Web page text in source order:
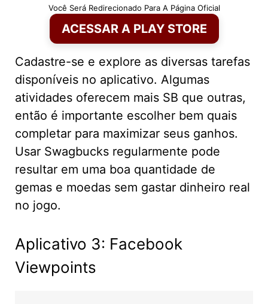
Você Será Redirecionado Para A Página Oficial
ACESSAR A PLAY STORE
Cadastre-se e explore as diversas tarefas
disponíveis no aplicativo. Algumas
atividades oferecem mais SB que outras,
então é importante escolher bem quais
completar para maximizar seus ganhos.
Usar Swagbucks regularmente pode
resultar em uma boa quantidade de
gemas e moedas sem gastar dinheiro real
no jogo.
Aplicativo 3: Facebook
Viewpoints